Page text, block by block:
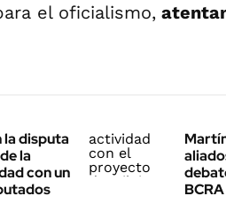
el oficialismo,
la disputa
la
con un